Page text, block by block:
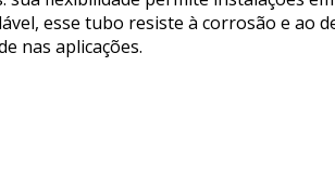
esse tubo resiste à corrosão e ao
nas aplicações.